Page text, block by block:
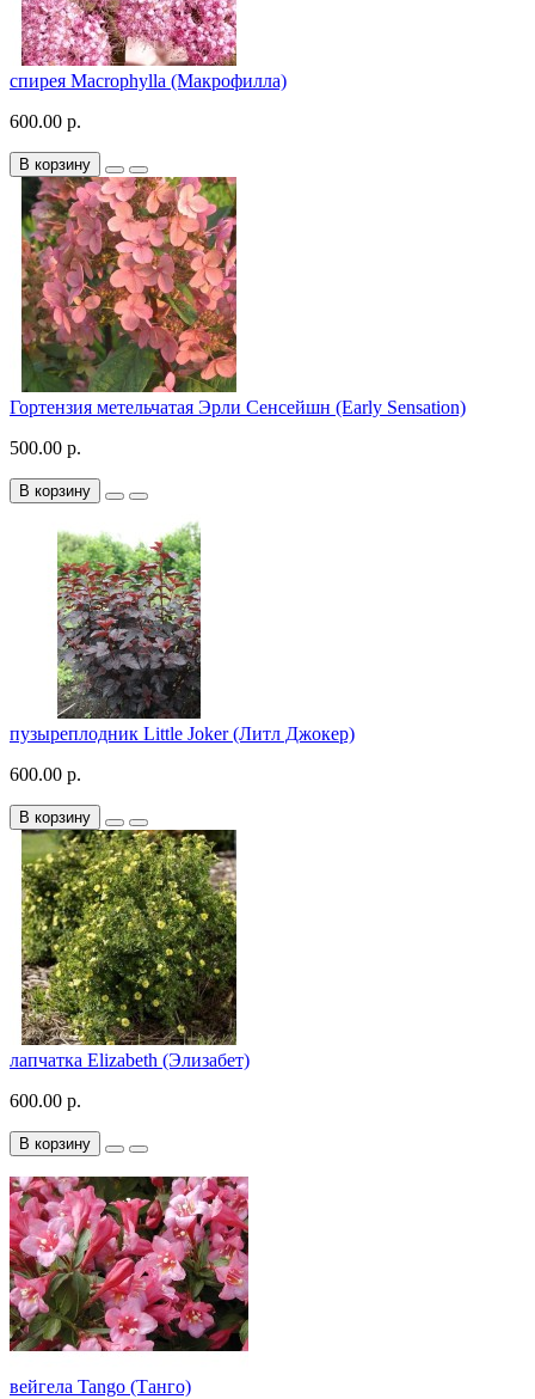
спирея Macrophylla (Макрофилла)
600.00 р.
В корзину
Гортензия метельчатая Эрли Сенсейшн (Early Sensation)
500.00 р.
В корзину
пузыреплодник Little Joker (Литл Джокер)
600.00 р.
В корзину
лапчатка Elizabeth (Элизабет)
600.00 р.
В корзину
вейгела Tango (Танго)